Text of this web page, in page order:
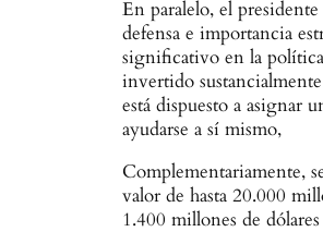
En paralelo, el
defensa e importancia
significativo en la política
invertido
está dispuesto a asignar
ayudarse a sí mismo,
Complementariamente,
valor de hasta 20.000
1.400 millones de